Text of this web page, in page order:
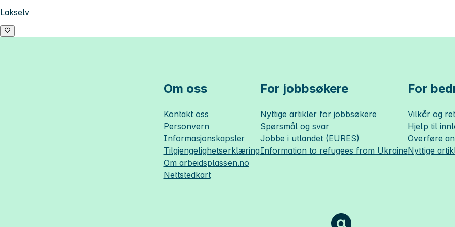
Lakselv
Om oss
Kontakt oss
Personvern
Informasjonskapsler
Tilgjengelighetserklæring
Om arbeidsplassen.no
Nettstedkart
For jobbsøkere
Nyttige artikler for jobbsøkere
Spørsmål og svar
Jobbe i utlandet (EURES)
Information to refugees from Ukraine
For
Vilkår og
Hjelp til
Overføre
Nyttige